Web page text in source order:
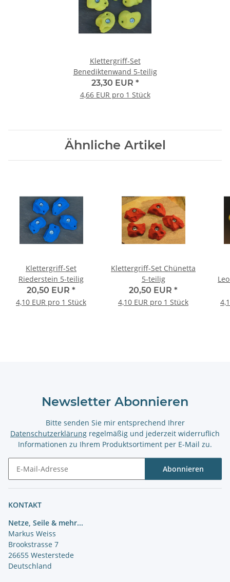
Klettergriff-Set
Benediktenwand 5-teilig
23,30 EUR *
4,66 EUR pro 1 Stück
Ähnliche Artikel
Klettergriff-Set
Riederstein 5-teilig
20,50 EUR *
4,10 EUR pro 1 Stück
Klettergriff-Set Chünetta
5-teilig
20,50 EUR *
4,10 EUR pro 1 Stück
Newsletter Abonnieren
Bitte senden Sie mir entsprechend Ihrer
Datenschutzerklärung regelmäßig und jederzeit widerruflich
Informationen zu Ihrem Produktsortiment per E-Mail zu.
Abonnieren
KONTAKT
Netze, Seile & mehr...
Markus Weiss
Brookstrasse 7
26655 Westerstede
Deutschland